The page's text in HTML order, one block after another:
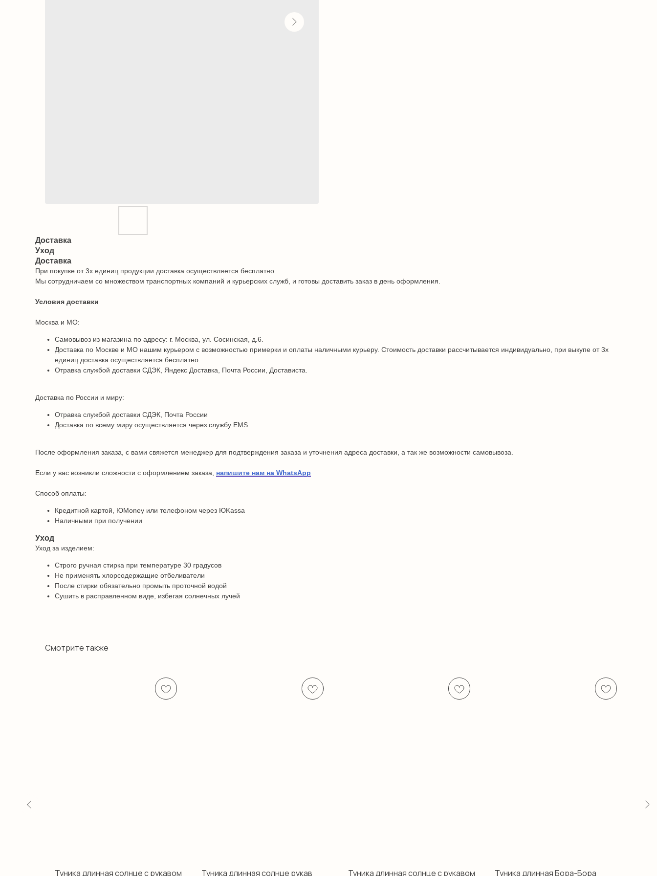
Доставка
Уход
Доставка
При покупке от 3х единиц продукции доставка осуществляется бесплатно.
Мы сотрудничаем со множеством транспортных компаний и курьерских служб, и готовы доставить заказ в день оформления.
Условия доставки
Москва и МО:
Самовывоз из магазина по адресу: г. Москва, ул. Сосинская, д.6.
Доставка по Москве и МО нашим курьером с возможностью примерки и оплаты наличными курьеру. Стоимость доставки рассчитывается индивидуально, при выкупе от 3х
единиц доставка осуществляется бесплатно.
Отравка службой доставки СДЭК, Яндекс Доставка, Почта России, Достависта.
Доставка по России и миру:
Отравка службой доставки СДЭК, Почта России
Доставка по всему миру осуществляется через службу EMS.
После оформления заказа, с вами свяжется менеджер для подтверждения заказа и уточнения адреса доставки, а так же возможности самовывоза.
Если у вас возникли сложности с оформлением заказа, напишите нам на WhatsApp
Способ оплаты:
Кредитной картой, ЮMoney или телефоном через ЮKassa
Наличными при получении
Уход
Уход за изделием:
Строго ручная стирка при температуре 30 градусов
Не применять хлорсодержащие отбеливатели
После стирки обязательно промыть проточной водой
Сушить в расправленном виде, избегая солнечных лучей
Смотрите также
Туника длинная солнце с рукавом Туника длинная солнце рукав Туника длинная солнце с рукавом Туника длинная Бора-Бора